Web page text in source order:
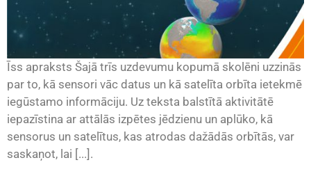
Īss apraksts Šajā trīs uzdevumu kopumā skolēni uzzinās
par to, kā sensori vāc datus un kā satelīta orbīta ietekmē
iegūstamo informāciju. Uz teksta balstītā aktivitātē
iepazīstina ar attālās izpētes jēdzienu un aplūko, kā
sensorus un satelītus, kas atrodas dažādās orbītās, var
saskaņot, lai [...].